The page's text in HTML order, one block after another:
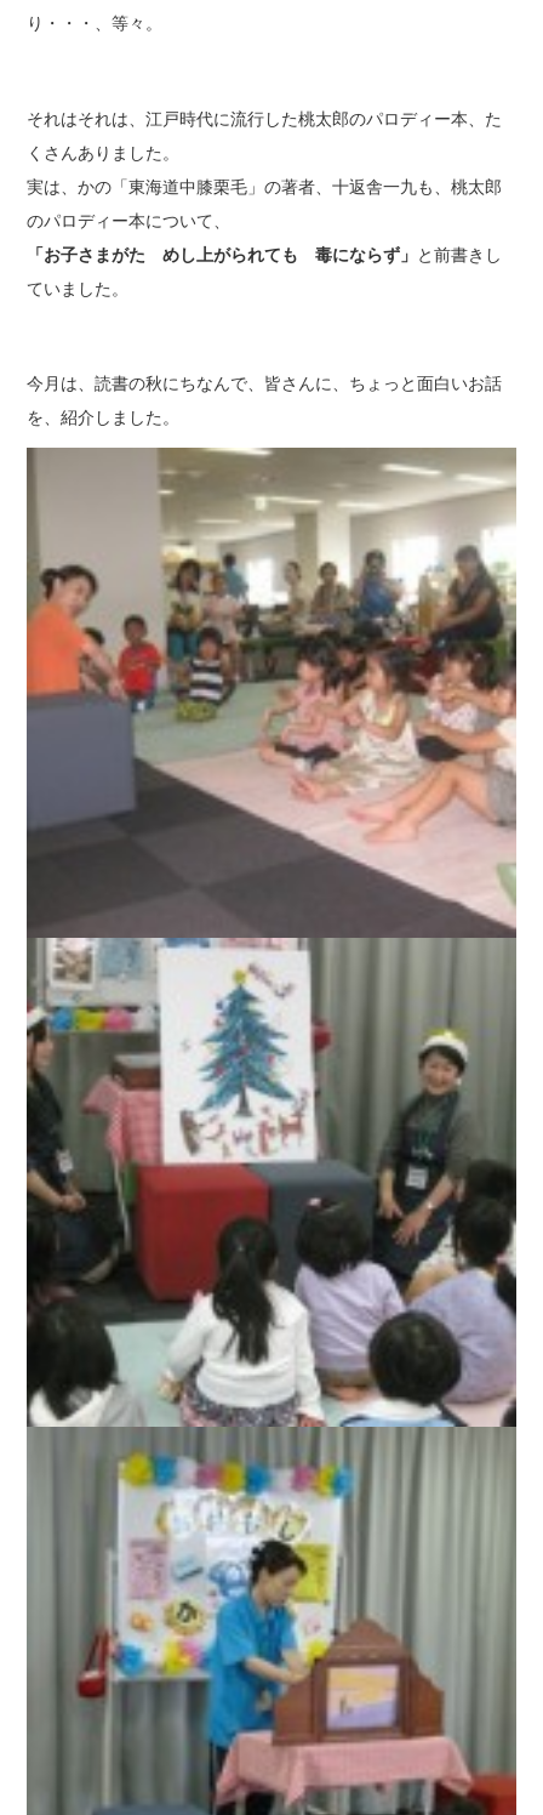
り・・・、等々。
それはそれは、江戸時代に流行した桃太郎のパロディー本、た
くさんありました。
実は、かの「東海道中膝栗毛」の著者、十返舎一九も、桃太郎
のパロディー本について、
「お子さまがた めし上がられても 毒にならず」 と前書きし
ていました。
今月は、読書の秋にちなんで、皆さんに、ちょっと面白いお話
を、紹介しました。